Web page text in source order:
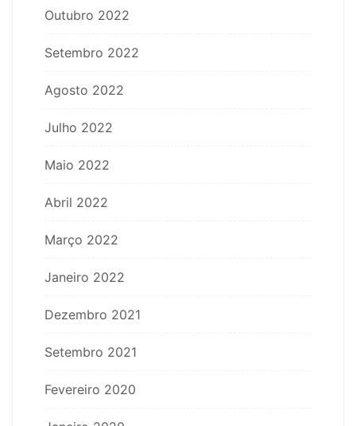
Outubro 2022
Setembro 2022
Agosto 2022
Julho 2022
Maio 2022
Abril 2022
Março 2022
Janeiro 2022
Dezembro 2021
Setembro 2021
Fevereiro 2020